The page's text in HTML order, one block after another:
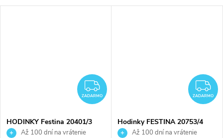
ZADARMO
ZADARMO
HODINKY Festina 20401/3
Až 100 dní na vrátenie
ZADARMO
Hodinky FESTINA 20753/4
Až 100 dní na vrátenie